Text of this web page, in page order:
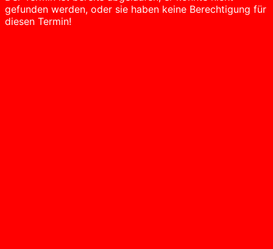
gefunden werden, oder sie haben keine Berechtigung für
diesen Termin!